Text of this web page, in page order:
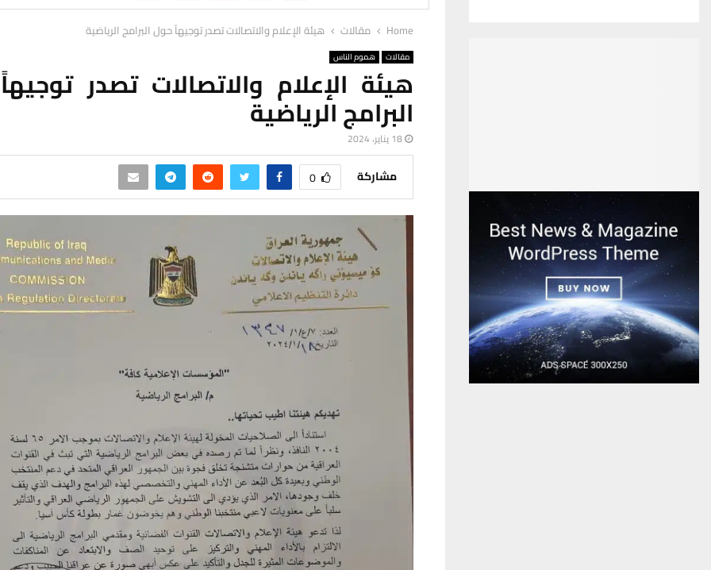
Home مقالات هيئة الإعلام والاتصالات تصدر توجيهاً حول البرامج الرياضية
مقالات هموم الناس
هيئة الإعلام والاتصالات تصدر
البرامج الرياضية
18 يناير، 2024
مشاركة 0